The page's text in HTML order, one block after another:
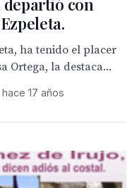
departió con
ha tenido el placer
Ortega, la destaca...
hace 17 años